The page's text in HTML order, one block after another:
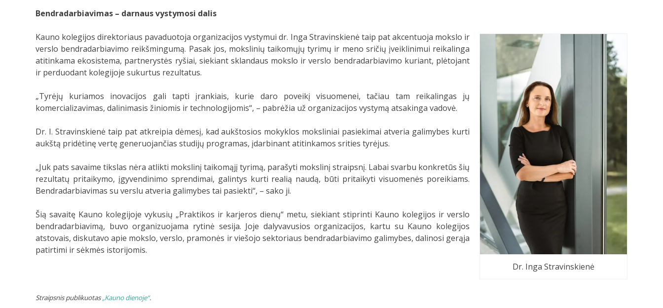
Bendradarbiavimas – darnaus vystymosi dalis
Dr. Inga Stravinskienė
Kauno kolegijos direktoriaus pavaduotoja organizacijos vystymui dr. Inga Stravinskienė taip pat akcentuoja mokslo ir
verslo bendradarbiavimo reikšmingumą. Pasak jos, mokslinių taikomųjų tyrimų ir meno sričių įveiklinimui reikalinga
atitinkama ekosistema, partnerystės ryšiai, siekiant sklandaus mokslo ir verslo bendradarbiavimo kuriant, plėtojant
ir perduodant kolegijoje sukurtus rezultatus.
„Tyrėjų kuriamos inovacijos gali tapti įrankiais, kurie daro poveikį visuomenei, tačiau tam reikalingas jų
komercializavimas, dalinimasis žiniomis ir technologijomis“, – pabrėžia už organizacijos vystymą atsakinga vadovė.
Dr. I. Stravinskienė taip pat atkreipia dėmesį, kad aukštosios mokyklos moksliniai pasiekimai atveria galimybes kurti
aukštą pridėtinę vertę generuojančias studijų programas, įdarbinant atitinkamos srities tyrėjus.
„Juk pats savaime tikslas nėra atlikti mokslinį taikomąjį tyrimą, parašyti mokslinį straipsnį. Labai svarbu konkretūs šių
rezultatų pritaikymo, įgyvendinimo sprendimai, galintys kurti realią naudą, būti pritaikyti visuomenės poreikiams.
Bendradarbiavimas su verslu atveria galimybes tai pasiekti“, – sako ji.
Šią savaitę Kauno kolegijoje vykusių „Praktikos ir karjeros dienų“ metu, siekiant stiprinti Kauno kolegijos ir verslo
bendradarbiavimą, buvo organizuojama rytinė sesija. Joje dalyvavusios organizacijos, kartu su Kauno kolegijos
atstovais, diskutavo apie mokslo, verslo, pramonės ir viešojo sektoriaus bendradarbiavimo galimybes, dalinosi gerąja
patirtimi ir sėkmės istorijomis.
Straipsnis publikuotas„Kauno dienoje“.